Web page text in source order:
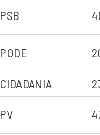
PSB
PODE
CIDADANIA
PV